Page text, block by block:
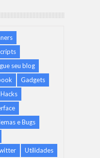
seu blog
Gadgets
Hacks
e Bugs
Utilidades